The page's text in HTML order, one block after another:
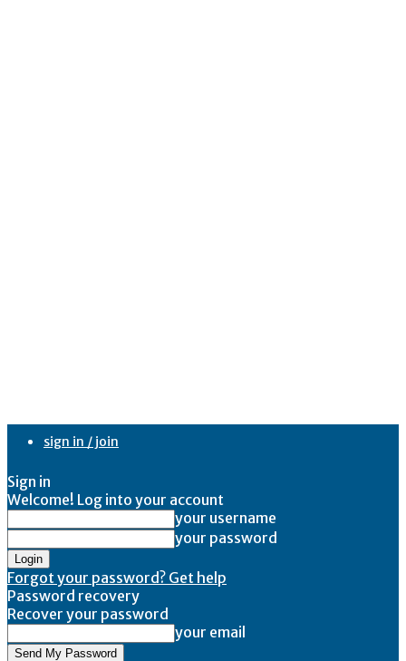
sign in / join
Sign in
Welcome! Log into your account
your username
your password
Forgot your password? Get help
Password recovery
Recover your password
your email